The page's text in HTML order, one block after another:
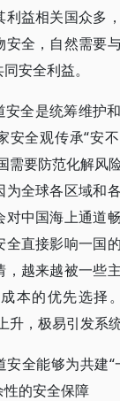
利益相关国众多
安全，自然需要
安全利益。
安全是统筹维护
安全观传承“安
需要防范化解风
为全球各区域和
对中国海上通道
全直接影响一国
，越来越被一些
本的优先选择
升，极易引发系
安全能够为共建
的安全保障